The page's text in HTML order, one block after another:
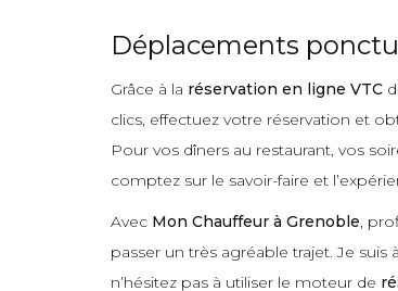
Déplacements
Grâce à la réservation en ligne VTC
clics, effectuez votre réservation et
Pour vos dîners au restaurant, vos
comptez sur le savoir-faire et
Avec Mon Chauffeur à Grenoble,
passer un très agréable trajet. Je
n’hésitez pas à utiliser le moteur de